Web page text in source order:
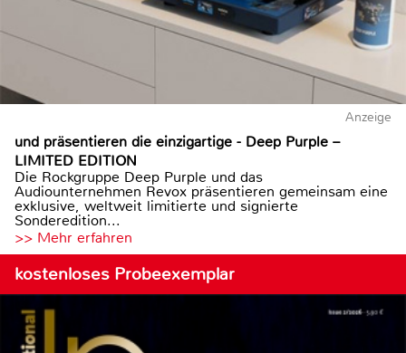
Anzeige
und präsentieren die einzigartige - Deep Purple –
LIMITED EDITION
Die Rockgruppe Deep Purple und das
Audiounternehmen Revox präsentieren gemeinsam eine
exklusive, weltweit limitierte und signierte
Sonderedition...
>> Mehr erfahren
kostenloses Probeexemplar